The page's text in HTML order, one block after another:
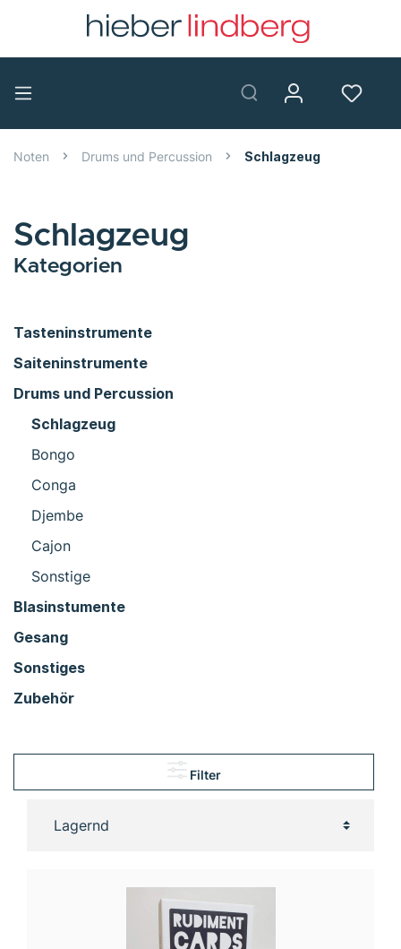
Noten Drums und Percussion Schlagzeug
Schlagzeug
Kategorien
Tasteninstrumente
Saiteninstrumente
Drums und Percussion
Schlagzeug
Bongo
Conga
Djembe
Cajon
Sonstige
Blasinstumente
Gesang
Sonstiges
Zubehör
Filter